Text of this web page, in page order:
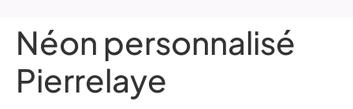
Néon personnalisé
Pierrelaye